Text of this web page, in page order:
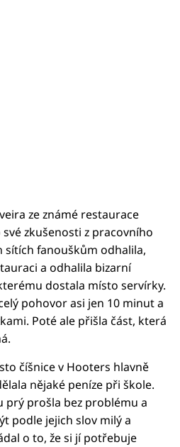
ze známé restaurace
zkušenosti z pracovního
sítích fanouškům odhalila,
a odhalila bizarní
dostala místo servírky.
pohovor asi jen 10 minut a
Poté ale přišla část, která
číšnice v Hooters hlavně
nějaké peníze při škole.
prošla bez problému a
podle jejich slov milý a
o to, že si jí potřebuje